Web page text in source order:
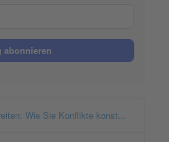
abonnieren
Wie Sie Konflikte konst...